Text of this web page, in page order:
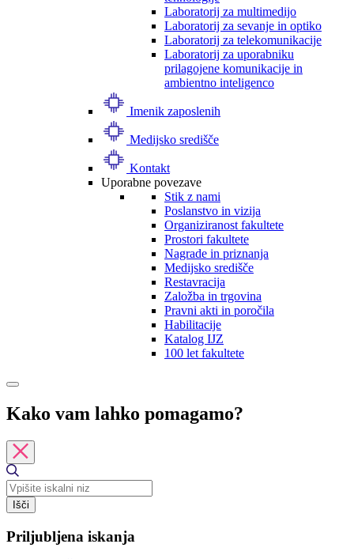
Laboratorij za multimedijo
Laboratorij za sevanje in optiko
Laboratorij za telekomunikacije
Laboratorij za uporabniku
prilagojene komunikacije in
ambientno inteligenco
Imenik zaposlenih
Medijsko središče
Kontakt
Uporabne povezave
Stik z nami
Poslanstvo in vizija
Organiziranost fakultete
Prostori fakultete
Nagrade in priznanja
Medijsko središče
Restavracija
Založba in trgovina
Pravni akti in poročila
Habilitacije
Katalog IJZ
100 let fakultete
Kako vam lahko pomagamo?
Išči
Priljubljena iskanja